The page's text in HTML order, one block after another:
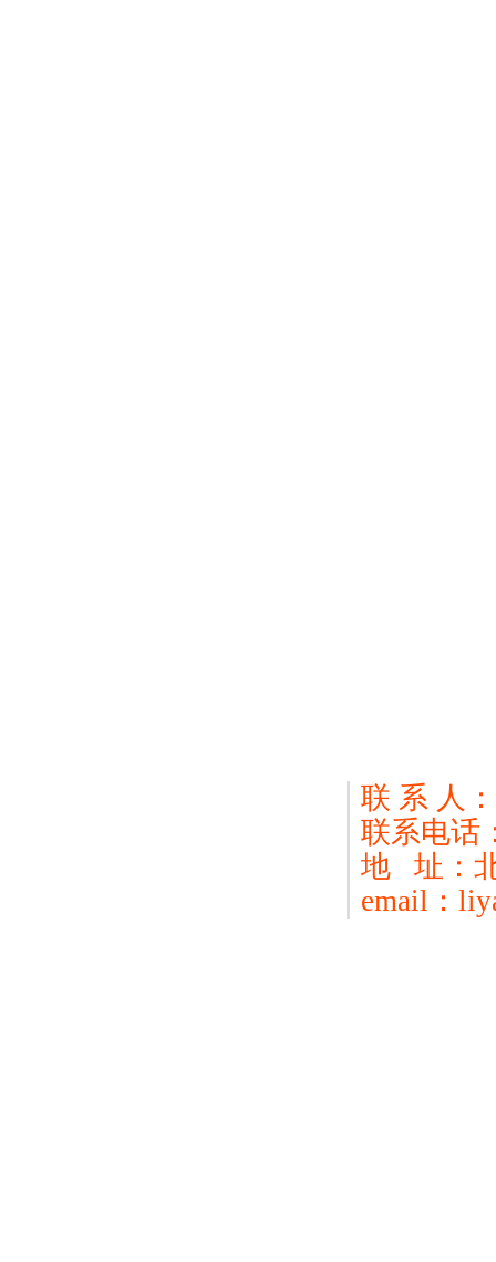
联 系 人
联系电话
地 址：
email：